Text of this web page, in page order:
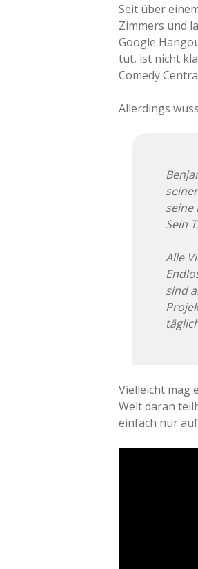
Seit über
Zimmers und
Google
tut, ist nicht
Comedy
Allerdings
seine
Sein
Alle
sind
Vielleicht mag
Welt daran
einfach nur